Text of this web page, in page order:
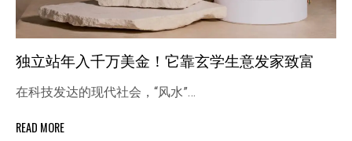
独立站年入千万美金！它靠玄学生意发家致富
在科技发达的现代社会，“风水”…
READ MORE